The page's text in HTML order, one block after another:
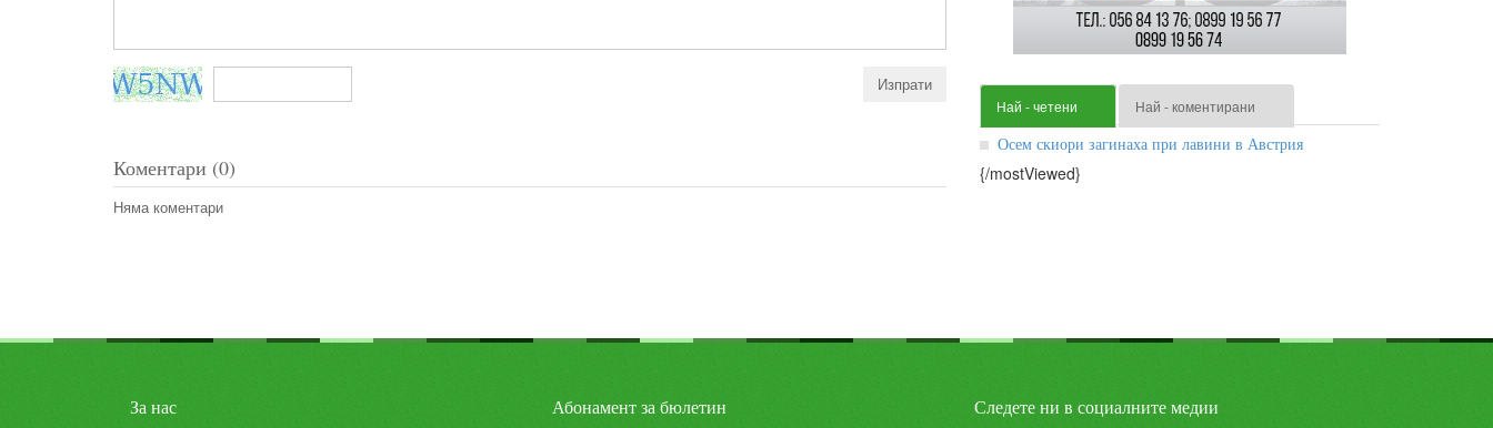
Коментари (0)
Няма коментари
Най - четени Най - коментирани
Осем скиори загинаха при лавини в Австрия
{/mostViewed}
За нас Абонамент за бюлетин Следете ни в социалните медии